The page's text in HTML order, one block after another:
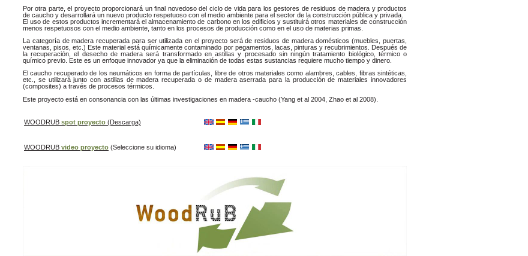
Por otra parte, el proyecto proporcionará un final novedoso del ciclo de vida para los gestores de residuos de madera y productos
de caucho y desarrollará un nuevo producto respetuoso con el medio ambiente para el sector de la construcción pública y privada.
El uso de estos productos incrementará el almacenamiento de carbono en los edificios y sustituirá otros materiales de construcción
menos respetuosos con el medio ambiente, tanto en los procesos de producción como en el uso de materias primas.
La categoría de madera recuperada para ser utilizada en el proyecto será de residuos de madera domésticos (muebles, puertas,
ventanas, pisos, etc.) Este material está químicamente contaminado por pegamentos, lacas, pinturas y recubrimientos. Después de
la recuperación, el desecho de madera será transformado en astillas y procesado sin ningún tratamiento biológico, térmico o
químico previo. Este es un enfoque innovador ya que la eliminación de todas estas sustancias requiere mucho tiempo y dinero.
El caucho recuperado de los neumáticos en forma de partículas, libre de otros materiales como alambres, cables, fibras sintéticas,
etc., se utilizará junto con astillas de madera recuperada o de madera aserrada para la producción de materiales innovadores
(composites) a través de procesos térmicos.
Este proyecto está en consonancia con las últimas investigaciones en madera -caucho (Yang et al 2004, Zhao et al 2008).
WOODRUB spot proyecto (Descarga)
WOODRUB video proyecto (Seleccione su idioma)